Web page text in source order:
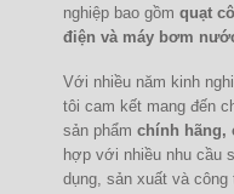
nghiệp bao gồm quạt
điện và máy bơm
Với nhiều năm kinh
tôi cam kết mang đến
sản phẩm chính hãng,
hợp với nhiều nhu cầu
dụng, sản xuất và công